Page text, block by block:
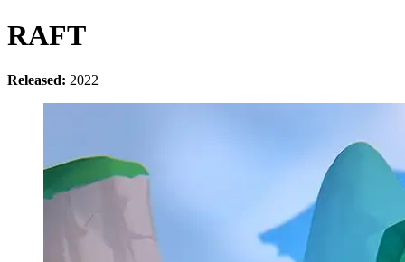
RAFT
Released: 2022